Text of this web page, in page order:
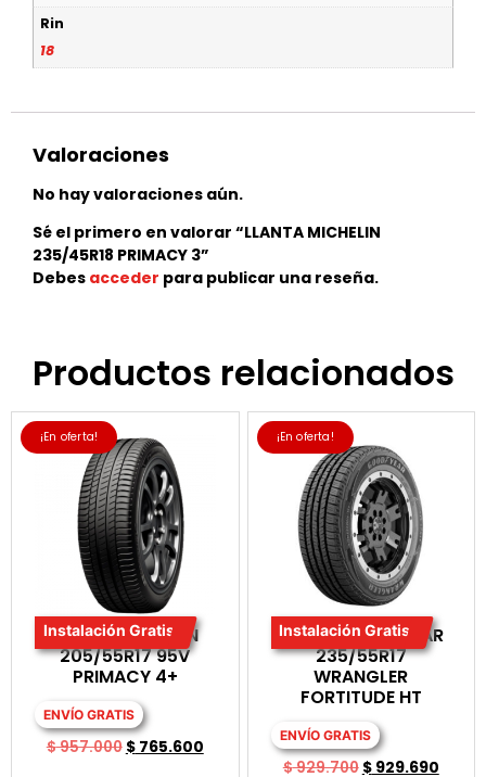
Rin
18
Valoraciones
No hay valoraciones aún.
Sé el primero en valorar “LLANTA MICHELIN
235/45R18 PRIMACY 3”
Debes acceder para publicar una reseña.
Productos relacionados
¡En oferta!
Instalación Gratis
LLANTA MICHELIN
205/55R17 95V
PRIMACY 4+
ENVÍO GRATIS
$957.000 $765.600
¡En oferta!
Instalación Gratis
LLANTA GOODYEAR
235/55R17
WRANGLER
FORTITUDE HT
ENVÍO GRATIS
$929.700 $929.690